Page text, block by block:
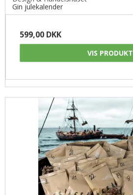
Gin julekalender
599,00 DKK
VIS PRODUKT